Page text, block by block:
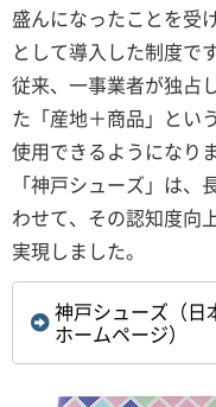
盛んになったことを受
として導入した制度です
従来、一事業者が独占
た「産地＋商品」とい
使用できるようになり
「神戸シューズ」は
わせて、その認知度向
実現しました。
神戸シューズ（日
ホームページ）